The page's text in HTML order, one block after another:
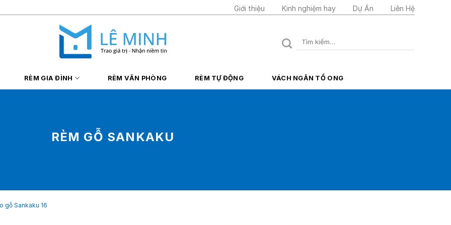
Giới thiệu Kinh nghiệm hay Dự Án Liên Hệ
Tìm
RÈM GIA ĐÌNH RÈM VĂN PHÒNG RÈM TỰ ĐỘNG VÁCH NGĂN TỔ ONG
RÈM GỖ SANKAKU
gỗ Sankaku 16